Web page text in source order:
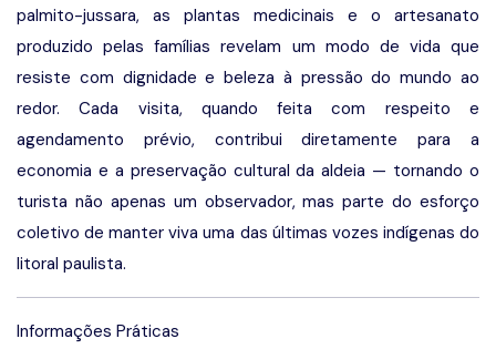
palmito-jussara, as plantas medicinais e o artesanato
produzido pelas famílias revelam um modo de vida que
resiste com dignidade e beleza à pressão do mundo ao
redor. Cada visita, quando feita com respeito e
agendamento prévio, contribui diretamente para a
economia e a preservação cultural da aldeia — tornando o
turista não apenas um observador, mas parte do esforço
coletivo de manter viva uma das últimas vozes indígenas do
litoral paulista.
Informações Práticas